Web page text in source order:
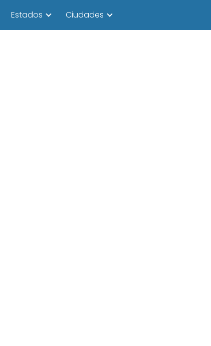
Estados Ciudades